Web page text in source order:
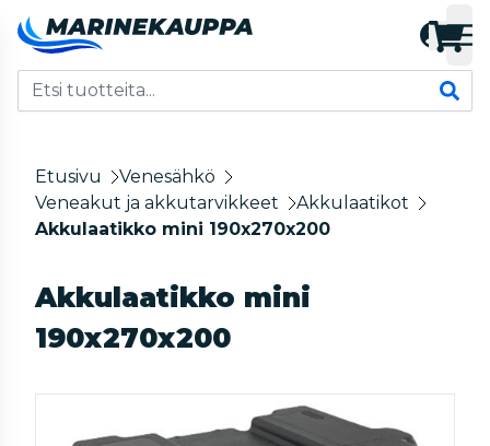
Etusivu
Venesähkö
Veneakut ja akkutarvikkeet
Akkulaatikot
Akkulaatikko mini 190x270x200
Akkulaatikko mini
190x270x200